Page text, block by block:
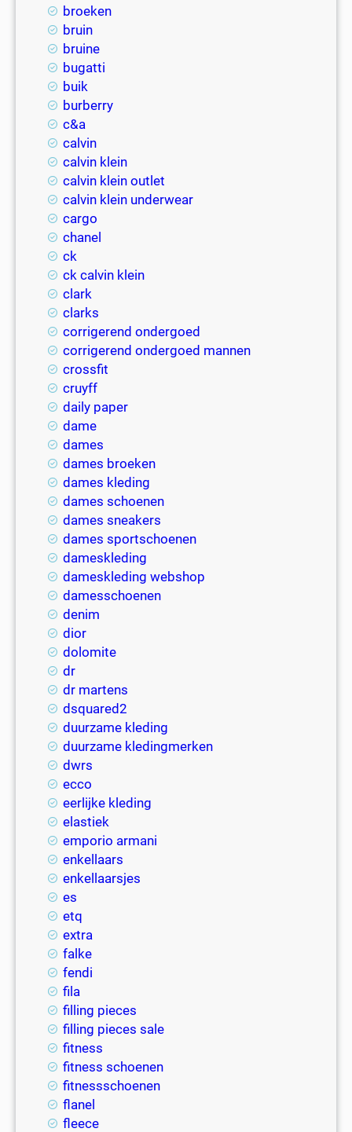
broeken
bruin
bruine
bugatti
buik
burberry
c&a
calvin
calvin klein
calvin klein outlet
calvin klein underwear
cargo
chanel
ck
ck calvin klein
clark
clarks
corrigerend ondergoed
corrigerend ondergoed mannen
crossfit
cruyff
daily paper
dame
dames
dames broeken
dames kleding
dames schoenen
dames sneakers
dames sportschoenen
dameskleding
dameskleding webshop
damesschoenen
denim
dior
dolomite
dr
dr martens
dsquared2
duurzame kleding
duurzame kledingmerken
dwrs
ecco
eerlijke kleding
elastiek
emporio armani
enkellaars
enkellaarsjes
es
etq
extra
falke
fendi
fila
filling pieces
filling pieces sale
fitness
fitness schoenen
fitnessschoenen
flanel
fleece